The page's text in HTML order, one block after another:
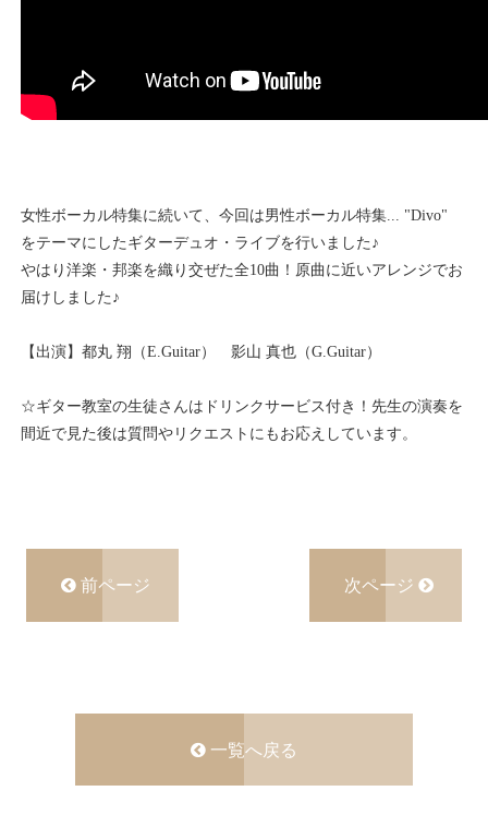
女性ボーカル特集に続いて、今回は男性ボーカル特集... "Divo"
をテーマにしたギターデュオ・ライブを行いました♪
やはり洋楽・邦楽を織り交ぜた全10曲！原曲に近いアレンジでお
届けしました♪
【出演】都丸 翔（E.Guitar） 影山 真也（G.Guitar）
☆ギター教室の生徒さんはドリンクサービス付き！先生の演奏を
間近で見た後は質問やリクエストにもお応えしています。
前ページ 次ページ
一覧へ戻る